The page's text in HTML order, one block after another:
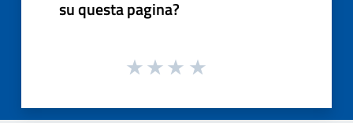
su questa pagina?